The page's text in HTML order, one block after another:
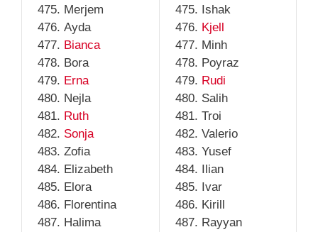
Merjem
Ayda
Bianca
Bora
Erna
Nejla
Ruth
Sonja
Zofia
Elizabeth
Elora
Florentina
Halima
Ishak
Kjell
Minh
Poyraz
Rudi
Salih
Troi
Valerio
Yusef
Ilian
Ivar
Kirill
Rayyan